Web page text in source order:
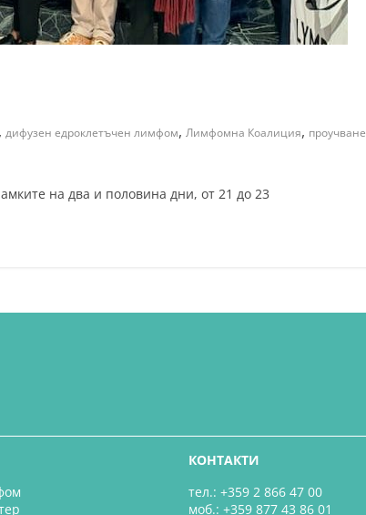
, дифузен едроклетъчен лимфом, Лимфомна Коалиция, проучване
на два и половина дни, от 21 до 23
КОНТАКТИ
тел.: +359 2 866 47 00
моб.: +359 877 43 86 01